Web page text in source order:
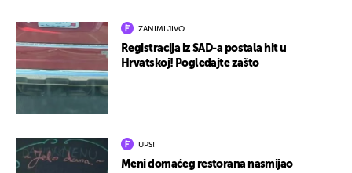
ZANIMLJIVO
Registracija iz SAD-a postala hit u
Hrvatskoj! Pogledajte zašto
UPS!
Meni domaćeg restorana nasmijao